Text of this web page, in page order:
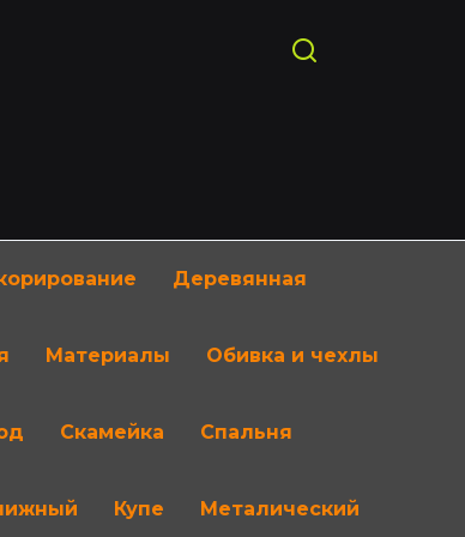
Деревянная
Материалы Обивка и чехлы
Скамейка Спальня
Купе Металический